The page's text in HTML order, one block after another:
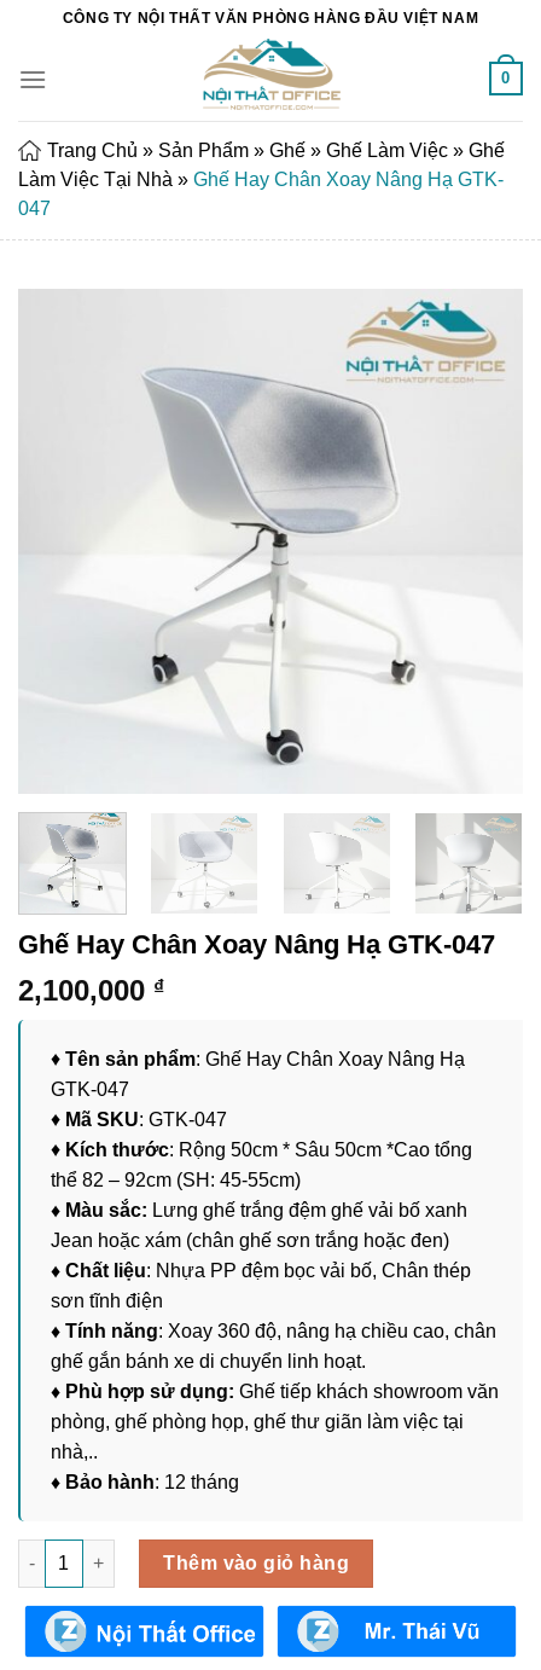
Chuyển
nội
CÔNG TY NỘI THẤT VĂN PHÒNG HÀNG ĐẦU VIỆT NAM
0
Trang Chủ » Sản Phẩm » Ghế » Ghế Làm Việc » Ghế
Làm Việc Tại Nhà » Ghế Hay Chân Xoay Nâng Hạ GTK-
047
Ghế Hay Chân Xoay Nâng Hạ GTK-047
2,100,000 ₫
♦ Tên sản phẩm: Ghế Hay Chân Xoay Nâng Hạ
GTK-047
♦ Mã SKU: GTK-047
♦ Kích thước: Rộng 50cm * Sâu 50cm *Cao tổng
thể 82 – 92cm (SH: 45-55cm)
♦ Màu sắc: Lưng ghế trắng đệm ghế vải bố xanh
Jean hoặc xám (chân ghế sơn trắng hoặc đen)
♦ Chất liệu: Nhựa PP đệm bọc vải bố, Chân thép
sơn tĩnh điện
♦ Tính năng: Xoay 360 độ, nâng hạ chiều cao, chân
ghế gắn bánh xe di chuyển linh hoạt.
♦ Phù hợp sử dụng: Ghế tiếp khách showroom văn
phòng, ghế phòng họp, ghế thư giãn làm việc tại
nhà,..
♦ Bảo hành: 12 tháng
Ghế Hay Chân Xoay Nâng Hạ GTK-047 số lượng
Thêm vào giỏ hàng